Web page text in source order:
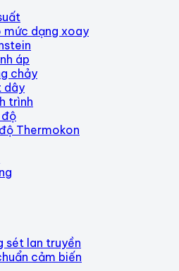
dạng xoay
áp
chảy
dây
trình
Thermokon
sét lan truyền
cảm biến